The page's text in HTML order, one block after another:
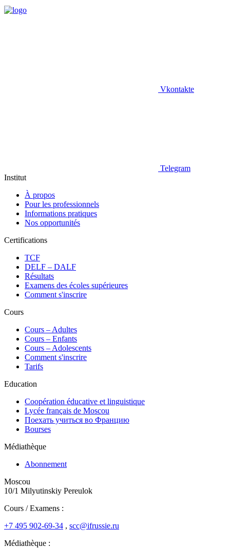
Vkontakte
Telegram
Institut
À propos
Pour les professionnels
Informations pratiques
Nos opportunités
Certifications
TCF
DELF – DALF
Résultats
Examens des écoles supérieures
Comment s'inscrire
Cours
Сours – Adultes
Cours – Enfants
Cours – Adolescents
Comment s'inscrire
Tarifs
Education
Coopération éducative et linguistique
Lycée français de Moscou
Поехать учиться во Францию
Bourses
Médiathèque
Abonnement
Moscou
10/1 Milyutinskiy Pereulok
Cours / Examens :
+7 495 902-69-34 , scc@ifrussie.ru
Médiathèque :